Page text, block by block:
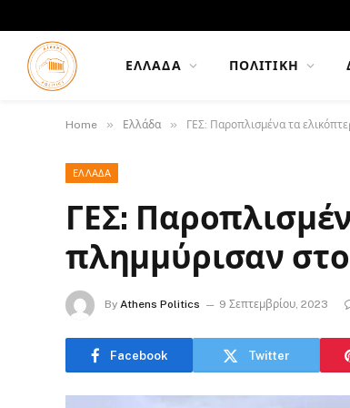
ΕΛΛΆΔΑ ΠΟΛΙΤΙΚΉ
Home » Ελλάδα » ΓΕΣ: Παροπλισμένα τα
ΕΛΛΆΔΑ
ΓΕΣ:
πλημμύρισαν
By Athens Politics 9 Σεπτεμβρίου, 2023
Facebook Twitter